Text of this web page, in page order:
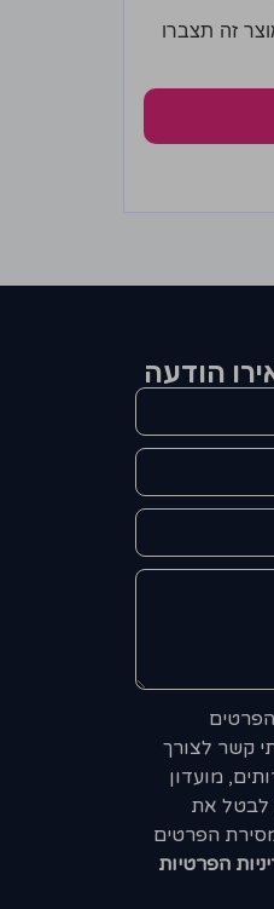
זה תצברו
הודעה
קשר לצורך
מועדון
לבטל את
הפרטים
הפרטיות